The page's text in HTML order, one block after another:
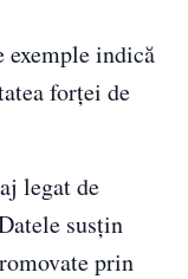
indică
forței de
legat de
susțin
prin